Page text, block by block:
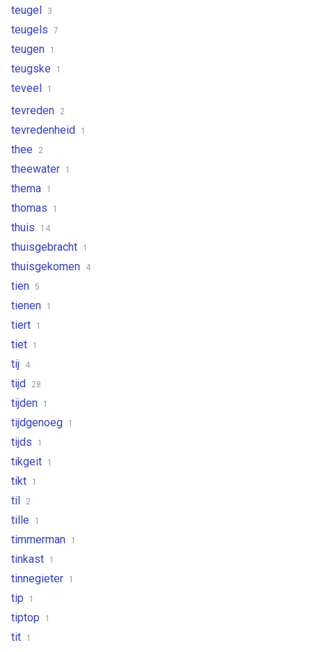
teugel 3
teugels 7
teugen 1
teugske 1
teveel 1
tevreden 2
tevredenheid 1
thee 2
theewater 1
thema 1
thomas 1
thuis 14
thuisgebracht 1
thuisgekomen 4
tien 5
tienen 1
tiert 1
tiet 1
tij 4
tijd 28
tijden 1
tijdgenoeg 1
tijds 1
tikgeit 1
tikt 1
til 2
tille 1
timmerman 1
tinkast 1
tinnegieter 1
tip 1
tiptop 1
tit 1